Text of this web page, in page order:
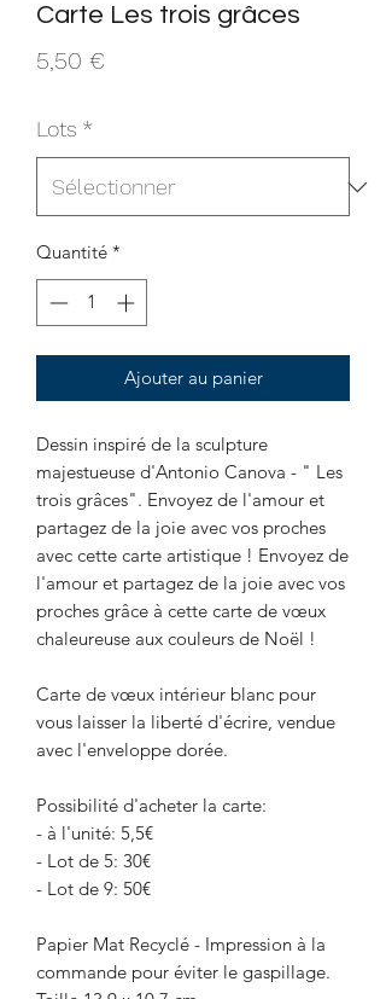
Carte Les trois grâces
5,50 €
Lots *
Quantité *
Ajouter au panier
Dessin inspiré de la sculpture
majestueuse d'Antonio Canova - " Les
trois grâces". Envoyez de l'amour et
partagez de la joie avec vos proches
avec cette carte artistique ! Envoyez de
l'amour et partagez de la joie avec vos
proches grâce à cette carte de vœux
chaleureuse aux couleurs de Noël !
Carte de vœux intérieur blanc pour
vous laisser la liberté d'écrire, vendue
avec l'enveloppe dorée.
Possibilité d'acheter la carte:
- à l'unité: 5,5€
- Lot de 5: 30€
- Lot de 9: 50€
Papier Mat Recyclé - Impression à la
commande pour éviter le gaspillage.